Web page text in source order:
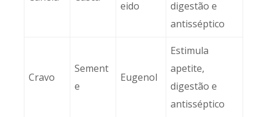
eido
digestão e
antisséptico
Cravo
Sement
e
Eugenol
Estimula
apetite,
digestão e
antisséptico